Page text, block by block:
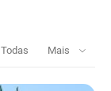
Todas Mais